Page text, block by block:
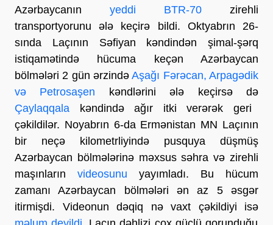
Azərbaycanın yeddi BTR-70 zirehli
transportyorunu ələ keçirə bildi. Oktyabrın 26-
sında Laçının Səfiyan kəndindən şimal-şərq
istiqamətində hücuma keçən Azərbaycan
bölmələri 2 gün ərzində Aşağı Fərəcan, Arpagədik
və Petrosaşen kəndlərini ələ keçirsə də
Çaylaqqala kəndində ağır itki verərək geri
çəkildilər. Noyabrın 6-da Ermənistan MN Laçının
bir neçə kilometrliyində pusquya düşmüş
Azərbaycan bölmələrinə məxsus səhra və zirehli
maşınların videosunu yayımladı. Bu hücum
zamanı Azərbaycan bölmələri ən az 5 əsgər
itirmişdi. Videonun dəqiq nə vaxt çəkildiyi isə